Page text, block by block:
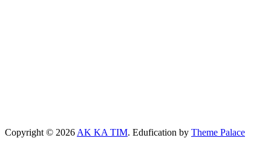
Copyright © 2026 AK KA TIM. Edufication by Theme Palace